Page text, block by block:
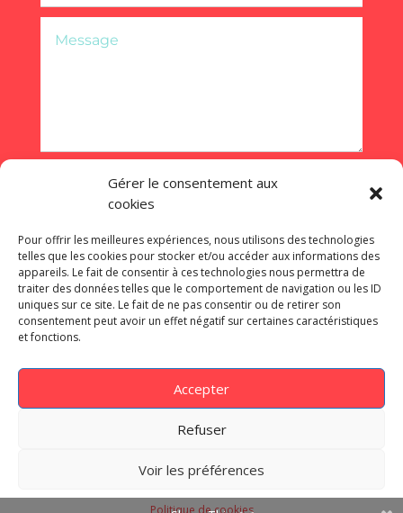
Gérer le consentement aux
cookies
Pour offrir les meilleures expériences, nous utilisons des technologies
telles que les cookies pour stocker et/ou accéder aux informations des
appareils. Le fait de consentir à ces technologies nous permettra de
traiter des données telles que le comportement de navigation ou les ID
uniques sur ce site. Le fait de ne pas consentir ou de retirer son
consentement peut avoir un effet négatif sur certaines caractéristiques
et fonctions.
Accepter
Refuser
Voir les préférences
Politique de cookies
©onception de site internet à Dijon –
Légales|Politique de confidentialité
Nos dernières réalisations :Babette
Essentiel’Hop–
Jura Ride–Concept et